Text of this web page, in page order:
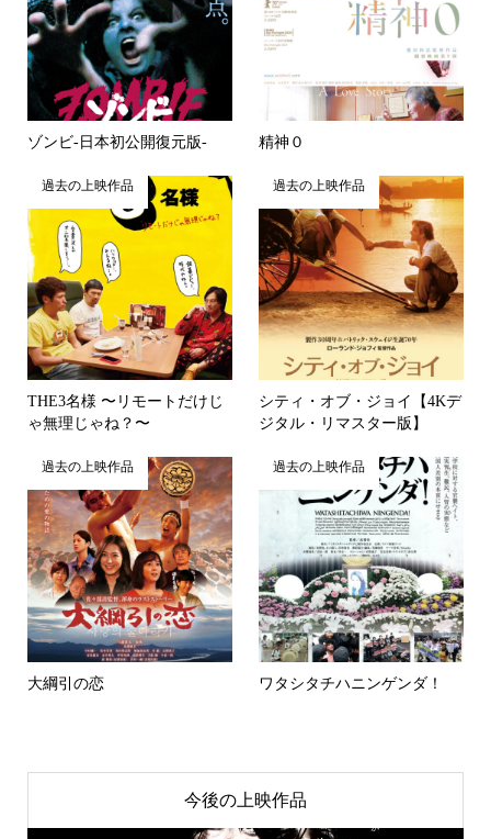
ゾンビ-日本初公開復元版- 精神０
過去の上映作品
THE3名様 〜リモートだけじ
ゃ無理じゃね？〜
過去の上映作品
シティ・オブ・ジョイ【4Kデ
ジタル・リマスター版】
過去の上映作品
大綱引の恋
過去の上映作品
ワタシタチハニンゲンダ！
今後の上映作品